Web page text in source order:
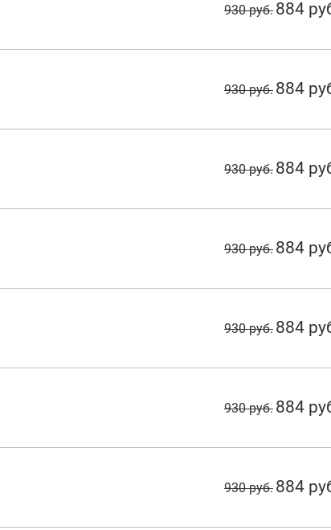
930 руб. 884
930 руб. 884
930 руб. 884
930 руб. 884
930 руб. 884
930 руб. 884
930 руб. 884